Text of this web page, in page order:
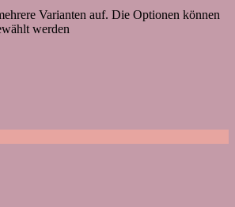
Varianten auf. Die Optionen können
werden